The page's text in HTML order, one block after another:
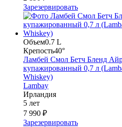
Зарезервировать
Объем0.7 L
Крепость40°
Ламбей Смол Бетч Бленд
купажированный 0,7 л
Whiskey)
Lambay
Ирландия
5 лет
7 990 ₽
Зарезервировать